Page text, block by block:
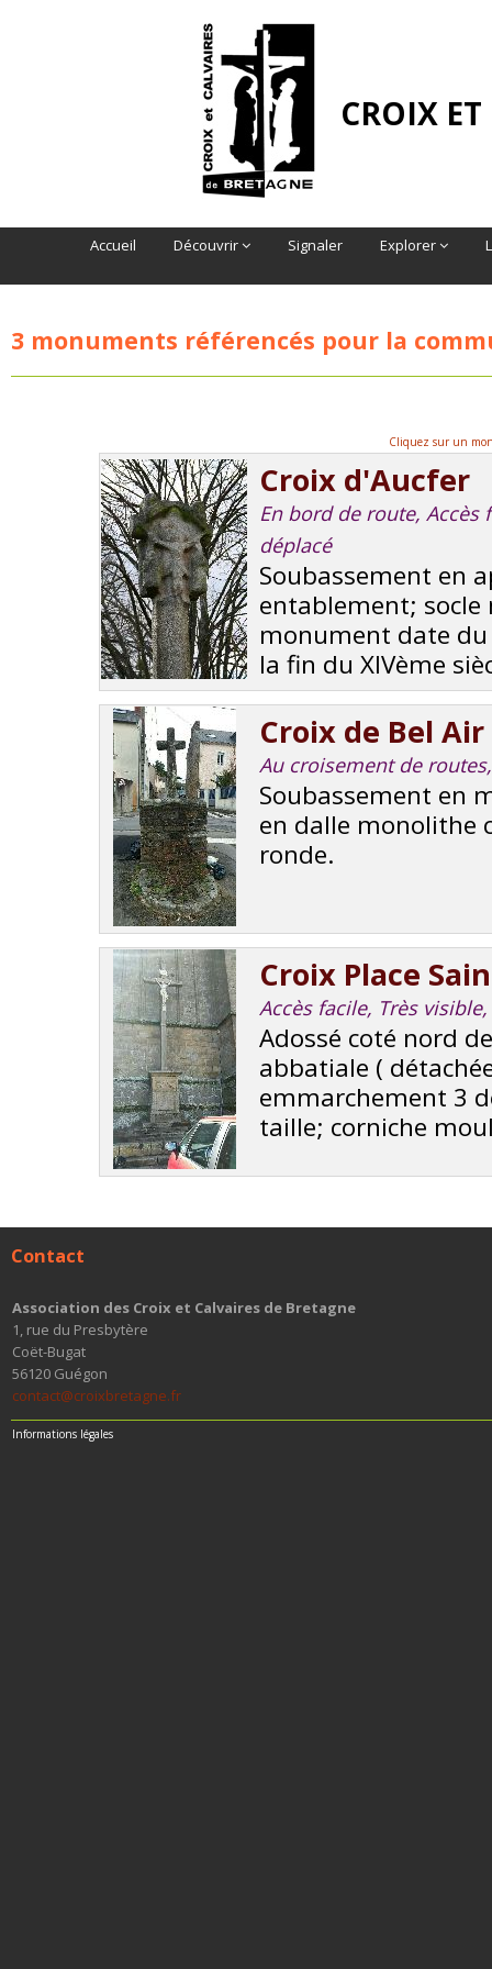
CROIX
Accueil Découvrir Signaler Explorer
3 monuments référencés pour la
Cliquez sur un
Croix d'Aucfer
En bord de route,
déplacé
Soubassement en
entablement;
monument date du
la fin du XIVème
Croix de Bel Air
Au croisement de
Soubassement en
en dalle monolithe
ronde.
Croix Place
Accès facile, Très
Adossé coté nord
abbatiale (
emmarchement 3
taille; corniche
Contact
Association des Croix et Calvaires de Bretagne
1, rue du Presbytère
Coët-Bugat
56120 Guégon
contact@croixbretagne.fr
Informations légales